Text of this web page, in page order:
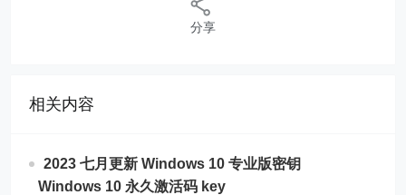
分享
相关内容
2023 七月更新 Windows 10 专业版密钥
Windows 10 永久激活码 key